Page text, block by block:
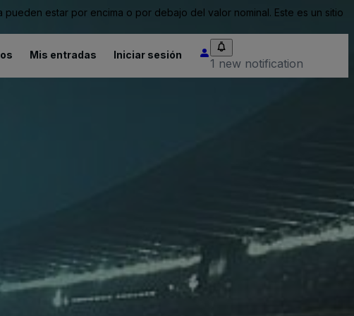
estar por encima o por debajo del valor nominal. Este es un sitio
Mis entradas Iniciar sesión
1 new notification